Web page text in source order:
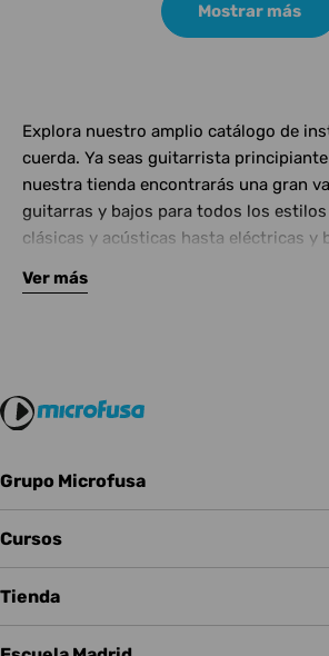
Mostrar más
Explora nuestro amplio catálogo de
cuerda. Ya seas guitarrista
nuestra tienda encontrarás una gran
guitarras y bajos para todos los estilos
clásicas y acústicas hasta eléctricas y
Complementa tu instrumento con
Ver más
Grupo Microfusa
Cursos
Tienda